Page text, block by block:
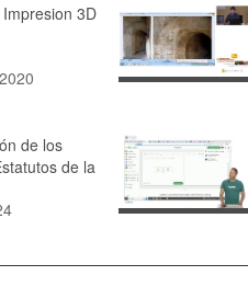
DE
SOBRE EL
LA
EL RE-
33:11 ·
redactar
2:24 · 2023